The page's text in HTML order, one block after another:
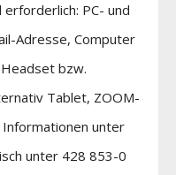
PC- und
Adresse, Computer
bzw.
Tablet, ZOOM-
Informationen unter
unter 428 853-0